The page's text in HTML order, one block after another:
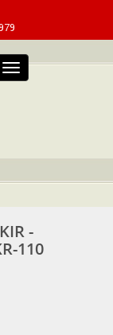
Bayi Girişi
Menü
-
110